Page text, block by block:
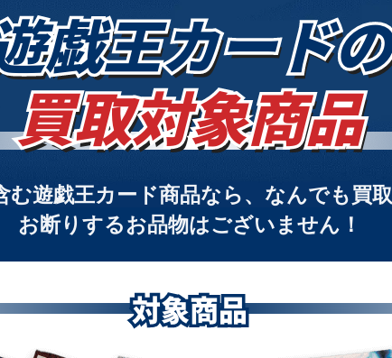
戯王カードの
買取対象商品
む遊戯王カード商品なら、 なんでも買
お断りするお品物はございません！
対象商品